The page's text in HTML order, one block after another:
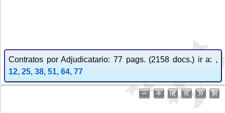
Contratos por Adjudicatario: 77 pags. (2158 docs.) ir a: ,
12, 25, 38, 51, 64, 77